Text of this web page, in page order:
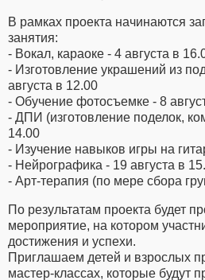
В рамках проекта начинаются
занятия:
- Вокал, караоке - 4 августа в
- Изготовление украшений из
августа в 12.00
- Обучение фотосъемке - 8
- ДПИ (изготовление поделок,
14.00
- Изучение навыков игры на
- Нейрографика - 19 августа в
- Арт-терапия (по мере сбора
По результатам проекта будет
мероприятие, на котором
достижения и успехи.
Приглашаем детей и взрослых
мастер-классах, которые будут